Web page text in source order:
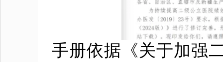
手册依据《关于加强